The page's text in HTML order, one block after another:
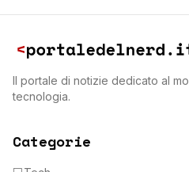
Il portale di notizie dedicato al
tecnologia.
Categorie